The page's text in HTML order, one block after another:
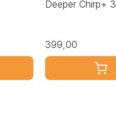
Deeper Chirp+ 3
399,00